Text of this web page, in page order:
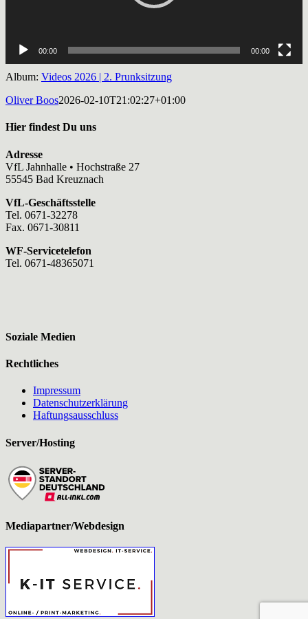
00:00 00:00
Album: Videos 2026 | 2. Prunksitzung
Oliver Boos2026-02-10T21:02:27+01:00
Hier findest Du uns
Adresse
VfL Jahnhalle • Hochstraße 27
55545 Bad Kreuznach
VfL-Geschäftsstelle
Tel. 0671-32278
Fax. 0671-30811
WF-Servicetelefon
Tel. 0671-48365071
Soziale Medien
Rechtliches
Impressum
Datenschutzerklärung
Haftungsausschluss
Server/Hosting
Mediapartner/Webdesign